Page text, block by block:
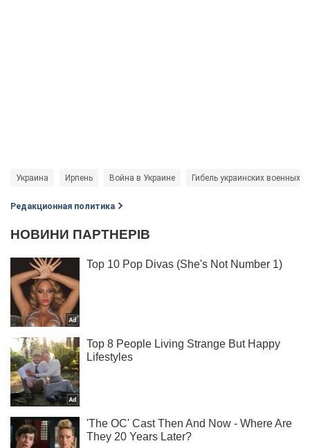
Украина Ирпень Война в Украине Гибель украинских военных
Редакционная политика